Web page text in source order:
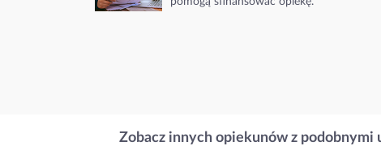
Zobacz innych opiekunów z podobnymi